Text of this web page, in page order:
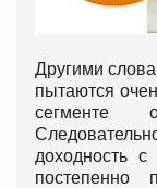
Другими
пытаются
сегменте
доходность
постепенно